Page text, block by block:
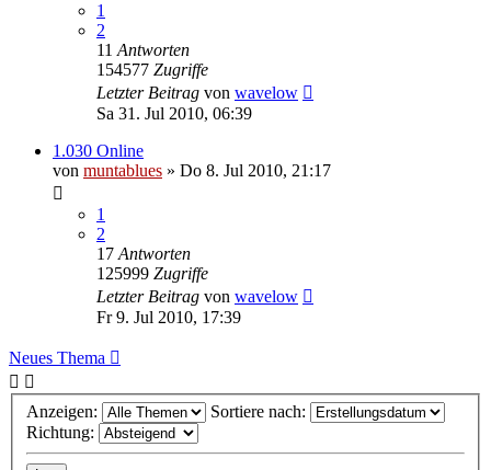
1
2
11 Antworten
154577 Zugriffe
Letzter Beitrag von wavelow
Sa 31. Jul 2010, 06:39
1.030 Online
von muntablues » Do 8. Jul 2010, 21:17
1
2
17 Antworten
125999 Zugriffe
Letzter Beitrag von wavelow
Fr 9. Jul 2010, 17:39
Neues Thema
Anzeigen:
Sortiere nach:
Richtung: